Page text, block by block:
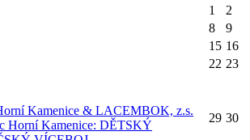
1
2
8
9
15 16
22 23
Kamenice & LACEMBOK, z.s.
Horní Kamenice: DĚTSKÝ
29 30